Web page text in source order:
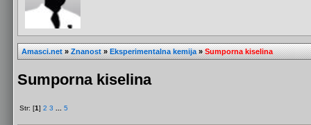
Amasci.net»Znanost»Eksperimentalna kemija»Sumporna kiselina
Sumporna kiselina
Str: [1] 2 3 5